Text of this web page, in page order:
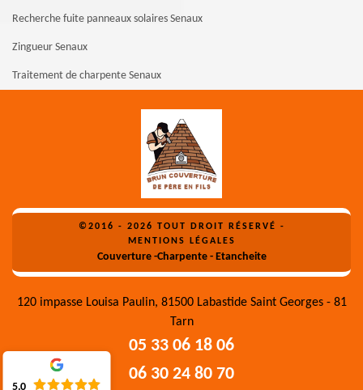
Recherche fuite panneaux solaires Senaux
Zingueur Senaux
Traitement de charpente Senaux
©2016 - 2026 TOUT DROIT RÉSERVÉ -
MENTIONS LÉGALES
Couverture -Charpente - Etancheite
120 impasse Louisa Paulin, 81500 Labastide Saint Georges - 81
Tarn
05 33 06 18 06
06 30 24 80 70
5.0